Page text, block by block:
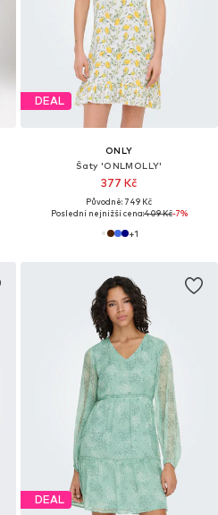
DEAL
ONLY
Šaty 'ONLMOLLY'
377 Kč
Původně: 749 Kč
Poslední nejnižší cena:409 Kč-7%
+1
DEAL